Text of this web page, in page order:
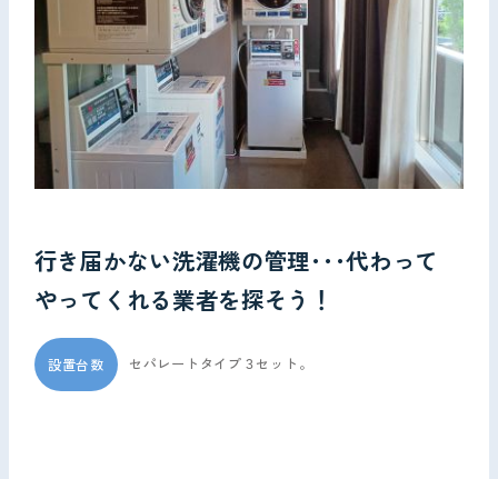
行き届かない洗濯機の管理･･･代わって
やってくれる業者を探そう！
設置台数 セパレートタイプ３セット。